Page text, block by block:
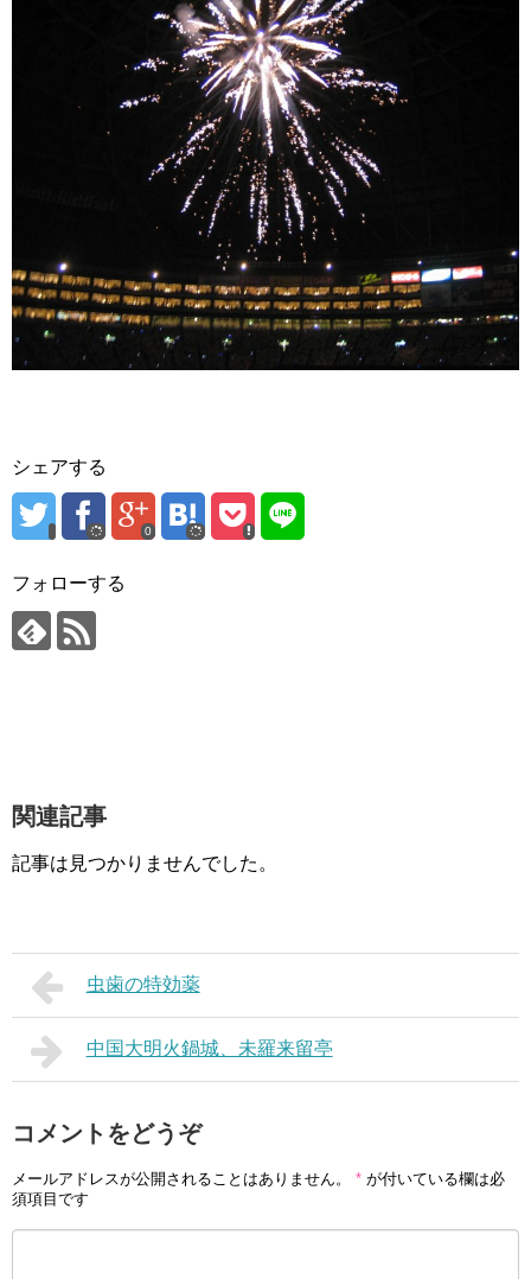
シェアする
0
フォローする
関連記事
記事は見つかりませんでした。
虫歯の特効薬
中国大明火鍋城、未羅来留亭
コメントをどうぞ
メールアドレスが公開されることはありません。 * が付いている欄は必
須項目です